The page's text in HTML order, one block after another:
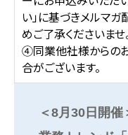
い」に基づきメルマ
めご了承くださいませ
④同業他社様からの
合がございます。